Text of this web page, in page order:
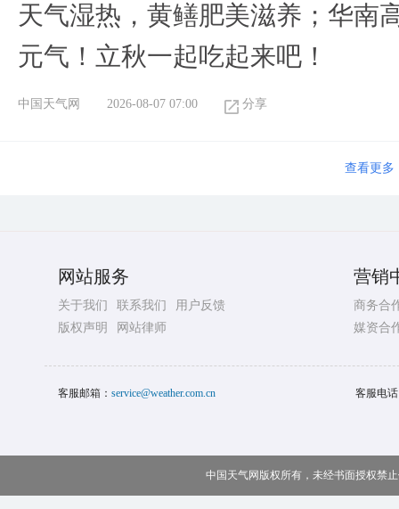
天气湿热，黄鳝肥美滋养；华南
元气！立秋一起吃起来吧！
中国天气网 2026-08-07 07:00 分享
查看更多
网站服务
关于我们 联系我们
用户反馈
版权声明
网站律师
营销
商务合
媒资合
客服邮箱： service@weather.com.cn 客服电
中国天气网版权所有，未经书面授权